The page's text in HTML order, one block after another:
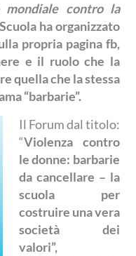
mondiale contro la
ha organizzato
propria pagina fb,
e il ruolo che la
quella che la stessa
“barbarie”.
Il Forum dal titolo:
“Violenza contro
le donne: barbarie
da cancellare – la
scuola per
costruire una vera
società dei
valori”,